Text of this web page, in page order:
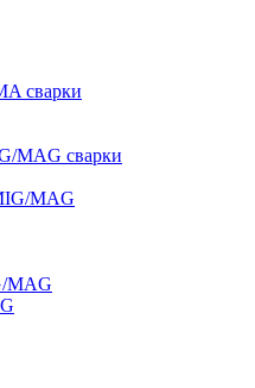
сварки
MAG сварки
MAG
MAG